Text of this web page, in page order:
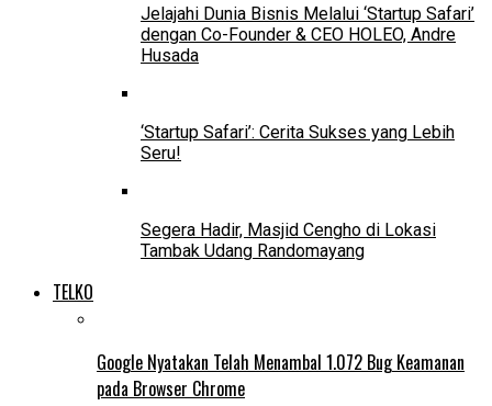
Jelajahi Dunia Bisnis Melalui ‘Startup Safari’
dengan Co-Founder & CEO HOLEO, Andre
Husada
‘Startup Safari’: Cerita Sukses yang Lebih
Seru!
Segera Hadir, Masjid Cengho di Lokasi
Tambak Udang Randomayang
TELKO
Google Nyatakan Telah Menambal 1.072 Bug Keamanan
pada Browser Chrome